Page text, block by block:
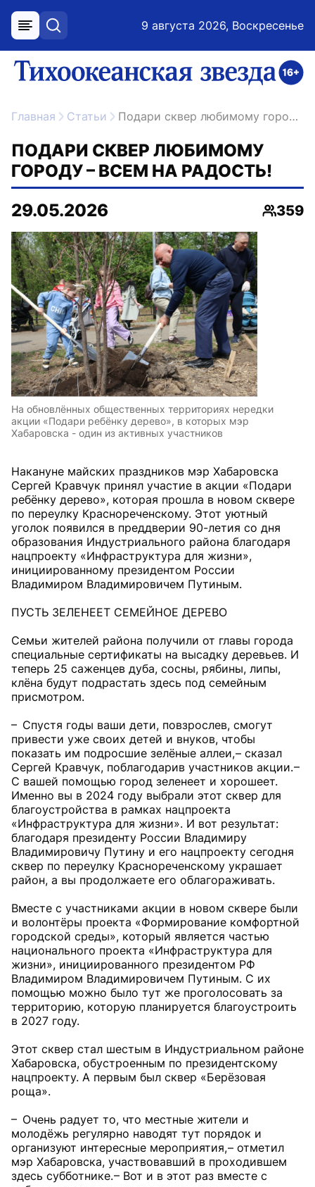
меню поиск 9 августа 2026, Воскресенье
ссылка на главную
Главная Статьи Подари сквер любимому городу – всем на радость!
ПОДАРИ СКВЕР ЛЮБИМОМУ
ГОРОДУ – ВСЕМ НА РАДОСТЬ!
29.05.2026
359
На обновлённых общественных территориях нередки
акции «Подари ребёнку дерево», в которых мэр
Хабаровска - один из активных участников
Накануне майских праздников мэр Хабаровска
Сергей Кравчук принял участие в акции «Подари
ребёнку дерево», которая прошла в новом сквере
по переулку Краснореченскому. Этот уютный
уголок появился в преддверии 90-летия со дня
образования Индустриального района благодаря
нацпроекту «Инфраструктура для жизни»,
инициированному президентом России
Владимиром Владимировичем Путиным.
ПУСТЬ ЗЕЛЕНЕЕТ СЕМЕЙНОЕ ДЕРЕВО
Семьи жителей района получили от главы города
специальные сертификаты на высадку деревьев. И
теперь 25 саженцев дуба, сосны, рябины, липы,
клёна будут подрастать здесь под семейным
присмотром.
– Спустя годы ваши дети, повзрослев, смогут
привести уже своих детей и внуков, чтобы
показать им подросшие зелёные аллеи, – сказал
Сергей Кравчук, поблагодарив участников акции. –
С вашей помощью город зеленеет и хорошеет.
Именно вы в 2024 году выбрали этот сквер для
благоустройства в рамках нацпроекта
«Инфраструктура для жизни». И вот результат:
благодаря президенту России Владимиру
Владимировичу Путину и его нацпроекту сегодня
сквер по переулку Краснореченскому украшает
район, а вы продолжаете его облагораживать.
Вместе с участниками акции в новом сквере были
и волонтёры проекта «Формирование комфортной
городской среды», который является частью
национального проекта «Инфраструктура для
жизни», инициированного президентом РФ
Владимиром Владимировичем Путиным. С их
помощью можно было тут же проголосовать за
территорию, которую планируется благоустроить
в 2027 году.
Этот сквер стал шестым в Индустриальном районе
Хабаровска, обустроенным по президентскому
нацпроекту. А первым был сквер «Берёзовая
роща».
– Очень радует то, что местные жители и
молодёжь регулярно наводят тут порядок и
организуют интересные мероприятия, – отметил
мэр Хабаровска, участвовавший в проходившем
здесь субботнике. – Вот и в этот раз вместе с